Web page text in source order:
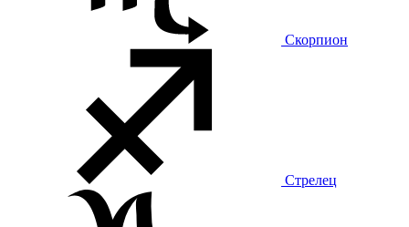
Скорпион
Стрелец